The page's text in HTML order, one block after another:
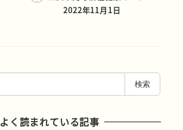
2022年11月1日
検索
よく読まれている記事